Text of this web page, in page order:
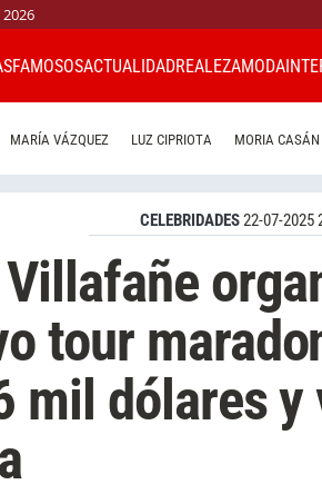
2026
FAMOSOSACTUALIDADREALEZAMODA
MARÍA VÁZQUEZ LUZ CIPRIOTA MORIA CASÁN
CELEBRIDADES22-07-2025
tour
mil dólares y